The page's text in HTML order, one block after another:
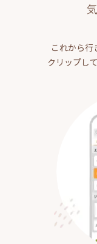
これから行
クリップし